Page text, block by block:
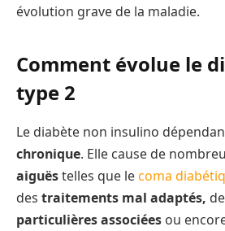
évolution grave de la maladie.
Comment évolue le
type 2
Le diabète non insulino
chronique. Elle cause de
aiguëstelles que lecoma
des traitements mal adaptés,
particulières associées ou